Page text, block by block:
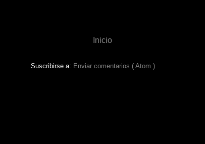
Inicio
Suscribirse a: Enviar comentarios ( Atom )